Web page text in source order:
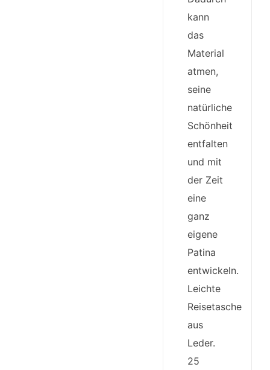
kann
das
Material
atmen,
seine
natürliche
Schönheit
entfalten
und mit
der Zeit
eine
ganz
eigene
Patina
entwickeln.
Leichte
Reisetasche
aus
Leder.
25